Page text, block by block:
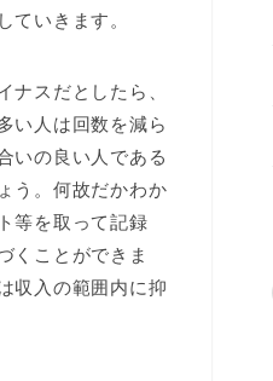
ていきます。
ナスだとしたら、
い人は回数を減ら
いの良い人である
う。何故だかわか
等を取って記録
くことができま
収入の範囲内に抑